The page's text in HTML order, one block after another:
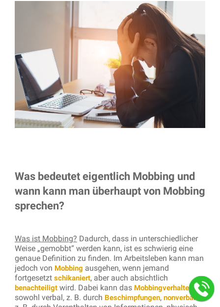
Was bedeutet eigentlich Mobbing und
wann kann man überhaupt von Mobbing
sprechen?
Was ist Mobbing? Dadurch, dass in unterschiedlicher
Weise „gemobbt“ werden kann, ist es schwierig eine
genaue Definition zu finden. Im Arbeitsleben kann man
jedoch von Mobbing ausgehen, wenn jemand
fortgesetzt schikaniert, aber auch absichtlich
benachteiligt wird. Dabei kann das Mobbingverhalten
sowohl verbal, z. B. durch Beschimpfungen, nonverbal